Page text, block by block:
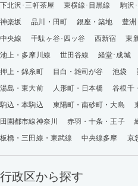
下北沢･三軒茶屋
東横線･目黒線 駒沢
神楽坂
品川・田町 銀座・築地 豊洲
中央線
千駄ヶ谷･四ッ谷 西新宿 東
池上・多摩川線
世田谷線 経堂･成城
押上・錦糸町
目白・雑司が谷 池袋
湯島・東大前
人形町・日本橋 谷根千
駒込・本駒込
東陽町・南砂町・大島
田園都市線神奈川
赤羽・十条・王子
板橋・三田線・東武線
中央線多摩 京
行政区から探す